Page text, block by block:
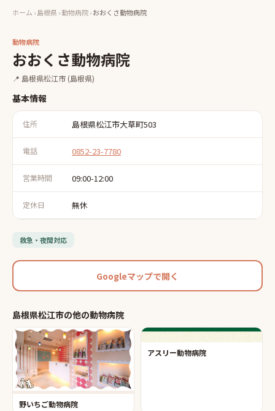
ホーム ›島根県›動物病院›おおくさ動物病院
動物病院
おおくさ動物病院
📍 島根県松江市 (島根県)
基本情報
住所 島根県松江市大草町503
電話 0852-23-7780
営業時間 09:00-12:00
定休日 無休
救急・夜間対応
Googleマップで開く
島根県松江市の他の動物病院
野いちご動物病院
アスリー動物病院